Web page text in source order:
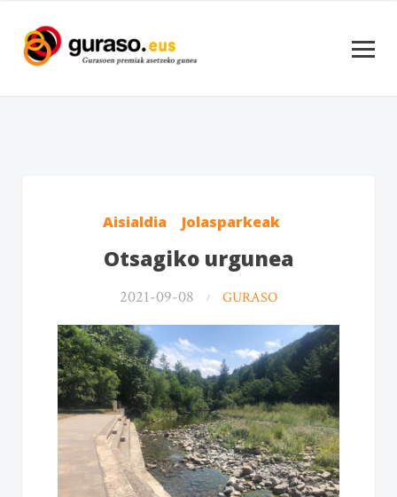
Aisialdia Jolasparkeak
Otsagiko urgunea
2021-09-08 GURASO